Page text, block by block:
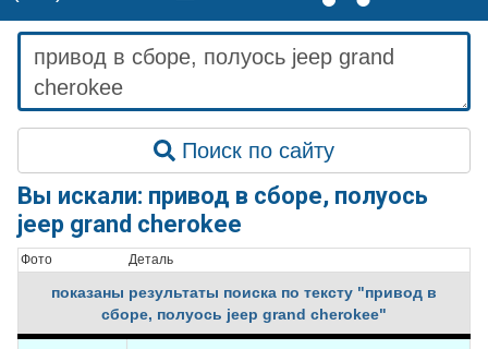
Поиск по сайту
Вы искали: привод в сборе, полуось
jeep grand cherokee
Фото Деталь
показаны результаты поиска по тексту "привод в
сборе, полуось jeep grand cherokee"